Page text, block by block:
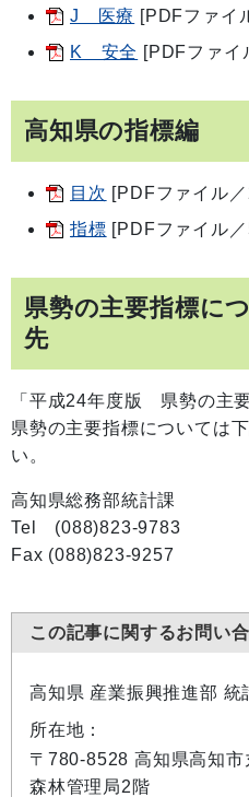
J 医療 [PDFファイ
K 安全 [PDFファイ
高知県の指標編
目次 [PDFファイル
指標 [PDFファイル
県勢の主要指標に
先
「平成24年度版 県勢の主
県勢の主要指標については
い。
高知県総務部統計課
Tel (088)823-9783
Fax (088)823-9257
この記事に関するお問い
高知県 産業振興推進部 統
所在地：
〒780-8528 高知県高知
森林管理局2階